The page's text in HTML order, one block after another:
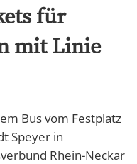
für
mit Linie
Bus vom Festplatz
Speyer in
Rhein-Neckar